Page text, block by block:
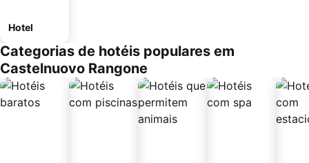
Hotel
Categorias de hotéis populares em
Castelnuovo Rangone